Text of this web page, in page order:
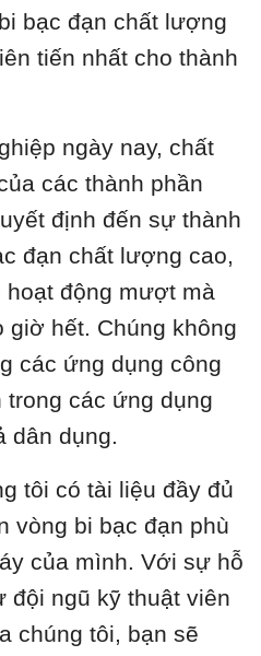
bạc đạn chất lượng
tiến nhất cho thành
ngày nay, chất
các thành phần
định đến sự thành
đạn chất lượng cao,
hoạt động mượt mà
giờ hết. Chúng không
các ứng dụng công
trong các ứng dụng
dân dụng.
tôi có tài liệu đầy đủ
vòng bi bạc đạn phù
của mình. Với sự hỗ
đội ngũ kỹ thuật viên
chúng tôi, bạn sẽ